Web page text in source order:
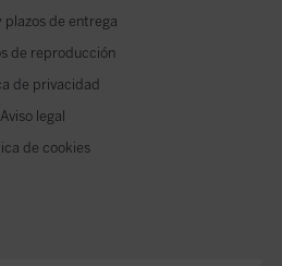
plazos de entrega
de reproducción
de privacidad
Aviso legal
de cookies